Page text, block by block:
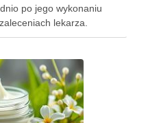
po jego wykonaniu
lekarza.
mają znaczenie dla